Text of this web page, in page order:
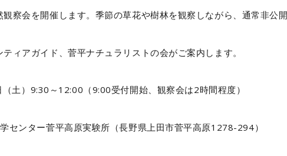
察会を開催します。季節の草花や樹林を観察しながら、通常非公
ィアガイド、菅平ナチュラリストの会がご案内します。
土）9:30～12:00（9:00受付開始、観察会は2時間程度）
センター菅平高原実験所（長野県上田市菅平高原1278-294）